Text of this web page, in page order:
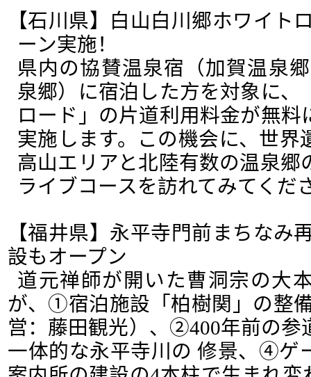
【石川県】白山白川郷ホワイト
ーン実施！
県内の協賛温泉宿（加賀温泉
泉郷）に宿泊した方を対象に、
ロード」の片道利用料金が無料
実施します。この機会に、世界
高山エリアと北陸有数の温泉郷
ライブコースを訪れてみてくだ
【福井県】永平寺門前まちなみ
設もオープン
道元禅師が開いた曹洞宗の大
が、①宿泊施設「柏樹関」の整
営：藤田観光）、②400年前の
一体的な永平寺川の 修景、④ゲ